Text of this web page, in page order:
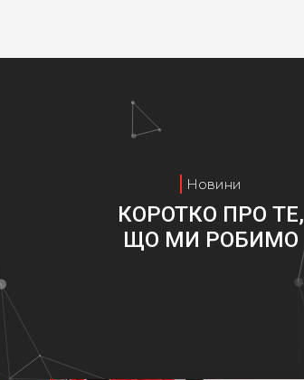
Новини
КОРОТКО ПРО ТЕ,
ЩО МИ РОБИМО